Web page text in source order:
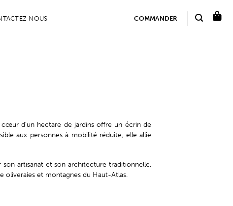
NOUS COMMANDER
d’un hectare de jardins offre un écrin de
aux personnes à mobilité réduite, elle allie
artisanat et son architecture traditionnelle,
oliveraies et montagnes du Haut-Atlas.